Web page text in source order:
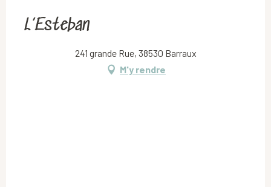
L’Esteban
241 grande Rue, 38530 Barraux
M'y rendre